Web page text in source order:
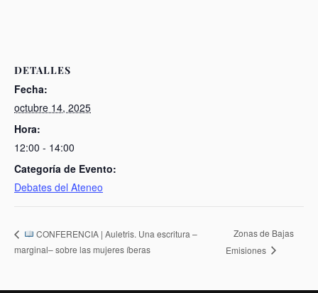
DETALLES
Fecha:
octubre 14, 2025
Hora:
12:00 - 14:00
Categoría de Evento:
Debates del Ateneo
CONFERENCIA | Auletris. Una escritura –
marginal– sobre las mujeres íberas
Zonas de Bajas
Emisiones